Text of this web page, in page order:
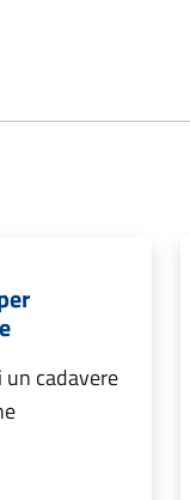
cadavere